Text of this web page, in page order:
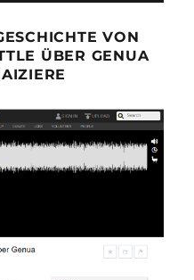
VON
ÜBER GENUA